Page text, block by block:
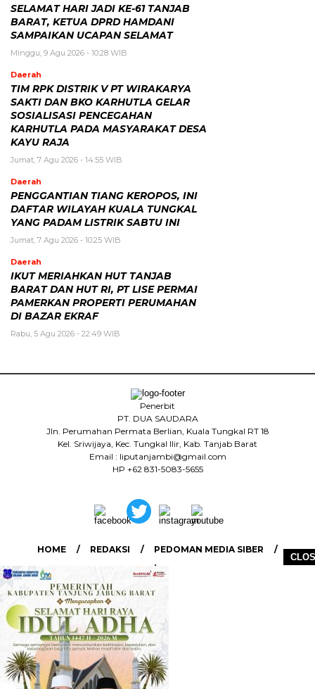
SELAMAT HARI JADI KE-61 TANJAB
BARAT, KETUA DPRD HAMDANI
SAMPAIKAN UCAPAN SELAMAT
Minggu, 9 Agu 2026 - 10:28 WIB
Daerah
TIM RPK DISTRIK V PT WIRAKARYA
SAKTI DAN BKO KARHUTLA GELAR
SOSIALISASI PENCEGAHAN
KARHUTLA PADA MASYARAKAT DESA
KAYU RAJA
Jumat, 7 Agu 2026 - 14:55 WIB
Daerah
PENGGANTIAN TIANG KEROPOS, INI
DAFTAR WILAYAH KUALA TUNGKAL
YANG PADAM LISTRIK SABTU INI
Jumat, 7 Agu 2026 - 10:25 WIB
Daerah
IKUT MERIAHKAN HUT TANJAB
BARAT DAN HUT RI, PT LISE PERMAI
PAMERKAN PROPERTI PERUMAHAN
DI BAZAR EKRAF
Rabu, 5 Agu 2026 - 22:49 WIB
Penerbit
PT. DUA SAUDARA
Jln. Perumahan Permata Berlian, Kuala Tungkal RT 18
Kel. Sriwijaya, Kec. Tungkal Ilir, Kab. Tanjab Barat
Email : liputanjambi@gmail.com
HP +62 831-5083-5655
HOME REDAKSI
PEDOMAN MEDIA SIBER
DISCLAIMER
COPYRIGHT © 2026 LIPUTANJAMBI.ID - ALL RIGHTS RESERVED